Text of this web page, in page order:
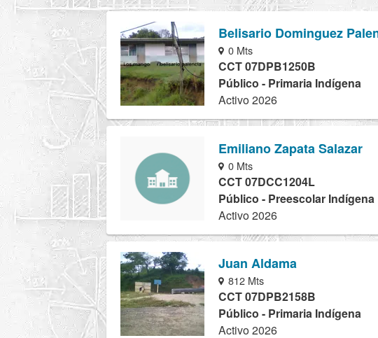
Belisario Dominguez
0 Mts
CCT 07DPB1250B
Público - Primaria Indígena
Activo 2026
Emiliano Zapata Salazar
0 Mts
CCT 07DCC1204L
Público - Preescolar Indígena
Activo 2026
Juan Aldama
812 Mts
CCT 07DPB2158B
Público - Primaria Indígena
Activo 2026